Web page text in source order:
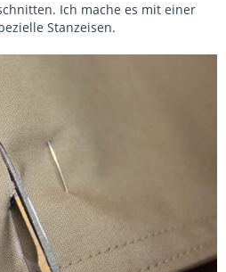
Ich mache es mit einer
Stanzeisen.